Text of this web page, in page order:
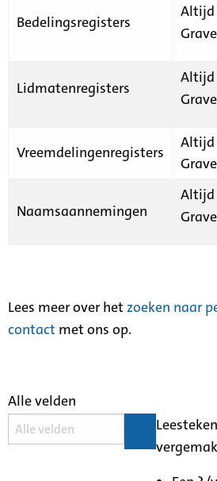
Bedelingsregisters
Altijd
Lidmatenregisters
Altijd
Vreemdelingenregisters
Altijd
Naamsaannemingen
Altijd
Lees meer over het zoeken naar
contact met ons op.
Alle velden